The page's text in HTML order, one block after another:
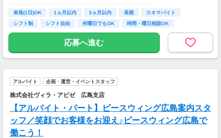
月収15万円～25万円
■主婦Cさん（月100時間程度）
月収20万円以上
現在活躍中のライバーの多くは会社員や主婦の
方。
本業や家庭と両立しながら副業として活動され
ています。
自宅からスタートできます。
通勤時間ゼロだから、本業やプライベートとの
両立もラクラク♪
単発(1日)OK 1ヵ月以内 3ヵ月以内 長期
スキマバイト
シフト制
シフト自由 何曜日でもOK 時間・曜日相談OK
応募へ進む
アルバイト 企画・運営・イベントスタッフ
株式会社ヴィラ・アビゼ 広島支店
【アルバイト・パート】ピースウィング広島案内スタ
ッフ／笑顔でお客様をお迎え♪ピースウィング広島で
働こう！